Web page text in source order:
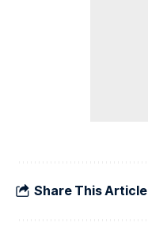
Share This Article